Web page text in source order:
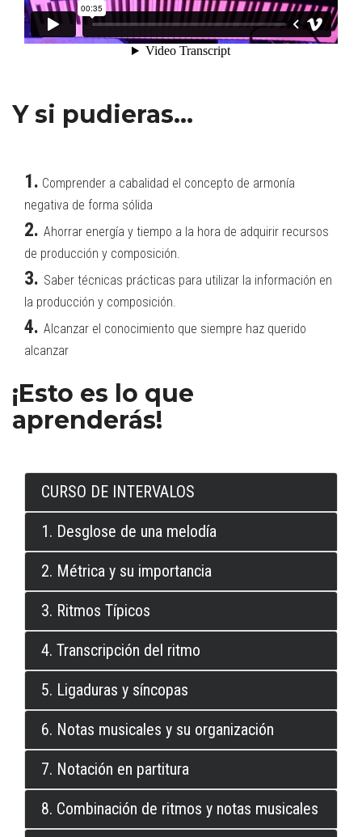
Y si pudieras...
1. Comprender a cabalidad el concepto de armonía
negativa de forma sólida
2. Ahorrar energía y tiempo a la hora de adquirir recursos
de producción y composición.
3. Saber técnicas prácticas para utilizar la información en
la producción y composición.
4. Alcanzar el conocimiento que siempre haz querido
alcanzar
¡Esto es lo que
aprenderás!
CURSO DE INTERVALOS
1. Desglose de una melodía
2. Métrica y su importancia
3. Ritmos Típicos
4. Transcripción del ritmo
5. Ligaduras y síncopas
6. Notas musicales y su organización
7. Notación en partitura
8. Combinación de ritmos y notas musicales